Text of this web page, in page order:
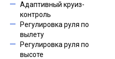
Адаптивный круиз-
контроль
Регулировка руля по
вылету
Регулировка руля по
высоте